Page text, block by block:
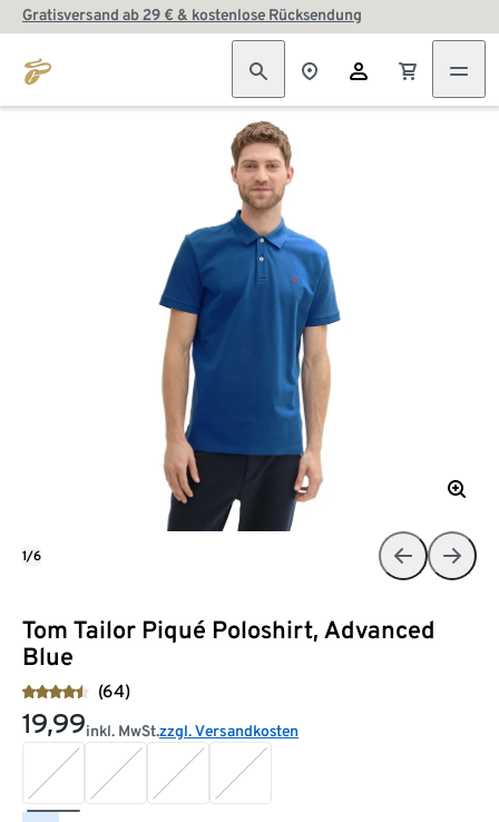
Gratisversand ab 29 € & kostenlose Rücksendung
Tom Tailor Piqué Poloshirt, Advanced
Blue
(64)
19,99inkl. MwSt.zzgl. Versandkosten
1/6